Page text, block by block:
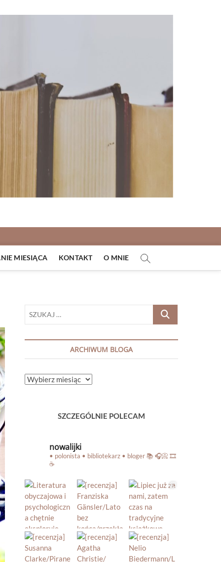
MIESIĄCA KONTAKT O MNIE
SZUKAJ
ARCHIWUM BLOGA
ARCHIWUM
SZCZEGÓLNIE POLECAM
nowalijki
• polonista • bibliotekarz • bloger📚 🎧📀 🎞️
☕️